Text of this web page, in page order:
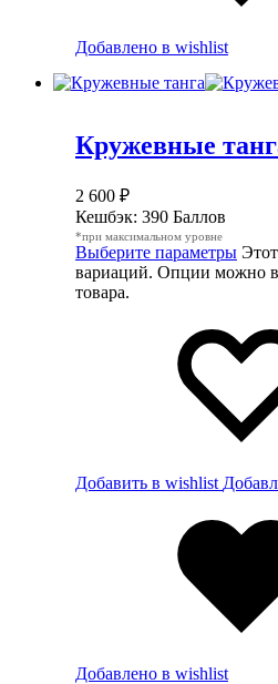
Добавлено в wishlist
Кружевные
2 600 ₽
Кешбэк: 390 Баллов
*при максимальном уровне
Выберите параметры
вариаций. Опции можно
товара.
Добавить в wishlist
Добавлено в wishlist